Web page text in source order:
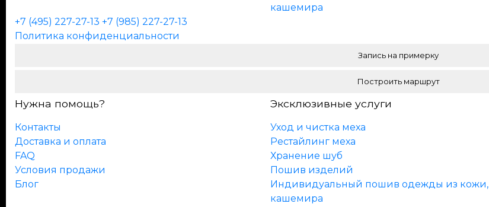
кашемира
+7 (495) 227-27-13 +7 (985) 227-27-13
Политика конфиденциальности
Запись на примерку
Построить маршрут
Нужна помощь?
Контакты
Доставка и оплата
FAQ
Условия продажи
Блог
Эксклюзивные услуги
Уход и чистка меха
Рестайлинг меха
Хранение шуб
Пошив изделий
Индивидуальный пошив одежды из кожи,
кашемира